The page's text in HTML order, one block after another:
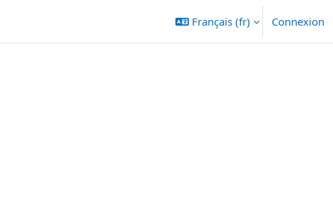
Français ‎(fr)‎ Connexion